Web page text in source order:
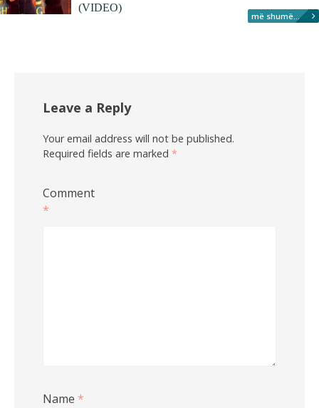
(VIDEO)
më shumë...
Leave a Reply
Your email address will not be published.
Required fields are marked *
Comment
*
Name *